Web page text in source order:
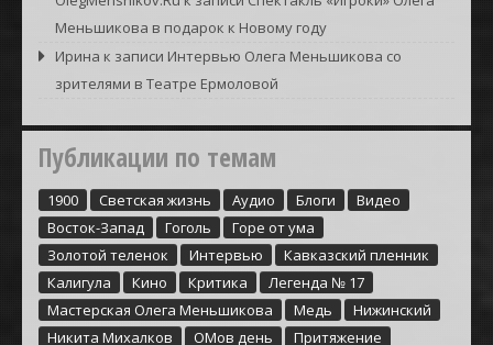
Меньшикова в подарок к Новому году
Ирина к записи Интервью Олега Меньшикова со
зрителями в Театре Ермоловой
Публикации по темам
1900 Cветская жизнь Аудио Блоги
Видео
Восток-Запад
Гоголь
Горе от ума
Золотой теленок
Интервью
Кавказский пленник
Калигула
Кино Критика
Легенда № 17
Мастерская Олега Меньшикова
Медь
Нижинский
Никита Михалков
ОМов день Притяжение